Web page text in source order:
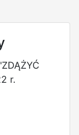
r.